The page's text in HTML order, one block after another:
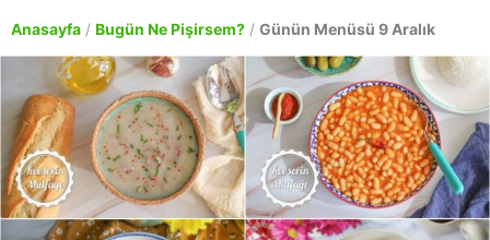
Anasayfa / Bugün Ne Pişirsem? / Günün Menüsü 9 Aralık